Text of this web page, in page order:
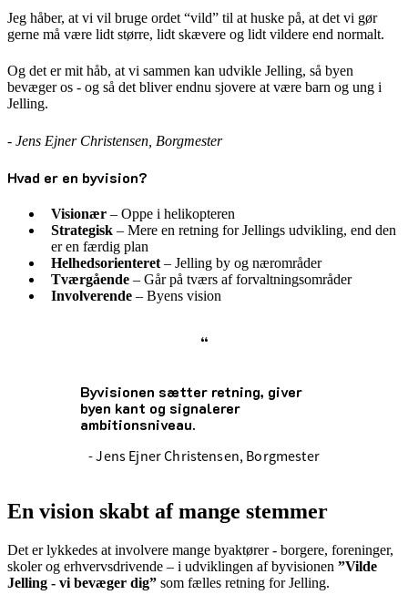
Jeg håber, at vi vil bruge ordet “vild” til at huske på, at det vi gør
gerne må være lidt større, lidt skævere og lidt vildere end normalt.
Og det er mit håb, at vi sammen kan udvikle Jelling, så byen
bevæger os - og så det bliver endnu sjovere at være barn og ung i
Jelling.
- Jens Ejner Christensen, Borgmester
Hvad er en byvision?
Visionær – Oppe i helikopteren
Strategisk – Mere en retning for Jellings udvikling, end den
er en færdig plan
Helhedsorienteret – Jelling by og nærområder
Tværgående – Går på tværs af forvaltningsområder
Involverende – Byens vision
“
Byvisionen sætter retning, giver
byen kant og signalerer
ambitionsniveau.
- Jens Ejner Christensen, Borgmester
En vision skabt af mange stemmer
Det er lykkedes at involvere mange byaktører - borgere, foreninger,
skoler og erhvervsdrivende – i udviklingen af byvisionen ”Vilde
Jelling - vi bevæger dig” som fælles retning for Jelling.